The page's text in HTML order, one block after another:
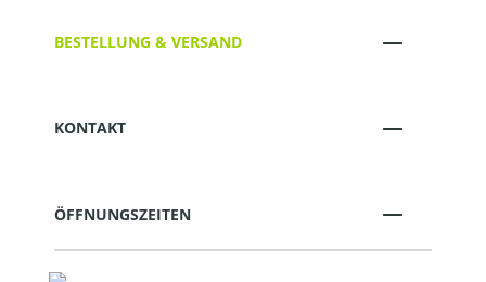
BESTELLUNG & VERSAND
KONTAKT
ÖFFNUNGSZEITEN